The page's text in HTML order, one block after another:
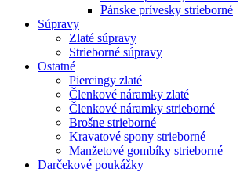
Pánske prívesky strieborné
Súpravy
Zlaté súpravy
Strieborné súpravy
Ostatné
Piercingy zlaté
Členkové náramky zlaté
Členkové náramky strieborné
Brošne strieborné
Kravatové spony strieborné
Manžetové gombíky strieborné
Darčekové poukážky